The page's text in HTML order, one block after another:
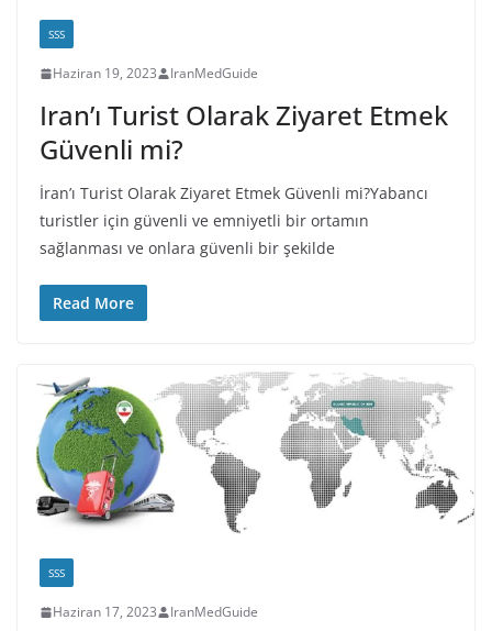
SSS
Haziran 19, 2023 IranMedGuide
Iran’ı Turist Olarak Ziyaret Etmek
Güvenli mi?
İran’ı Turist Olarak Ziyaret Etmek Güvenli mi?Yabancı
turistler için güvenli ve emniyetli bir ortamın
sağlanması ve onlara güvenli bir şekilde
Read More
SSS
Haziran 17, 2023 IranMedGuide